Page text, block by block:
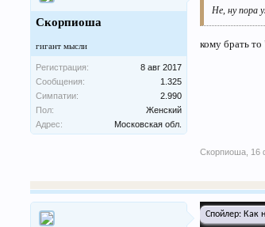
Скорпиоша
гигант мысли
Регистрация:
8 авг 2017
Сообщения:
1.325
Симпатии:
2.990
Пол:
Женский
Адрес:
Московская обл.
Не, ну пора
кому брать
Скорпиоша 16
Спойлер: Как